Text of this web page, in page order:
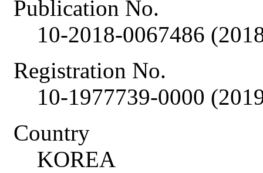
Publication No.
10-2018-0067486
Registration No.
10-1977739-0000
Country
KOREA